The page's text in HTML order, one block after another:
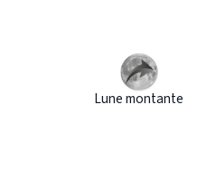
Lune montante